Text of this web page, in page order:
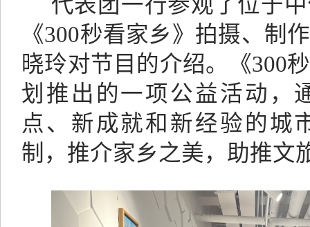
《300秒看家乡》拍摄、制
晓玲对节目的介绍。《300
划推出的一项公益活动，
点、新成就和新经验的城
制，推介家乡之美，助推文